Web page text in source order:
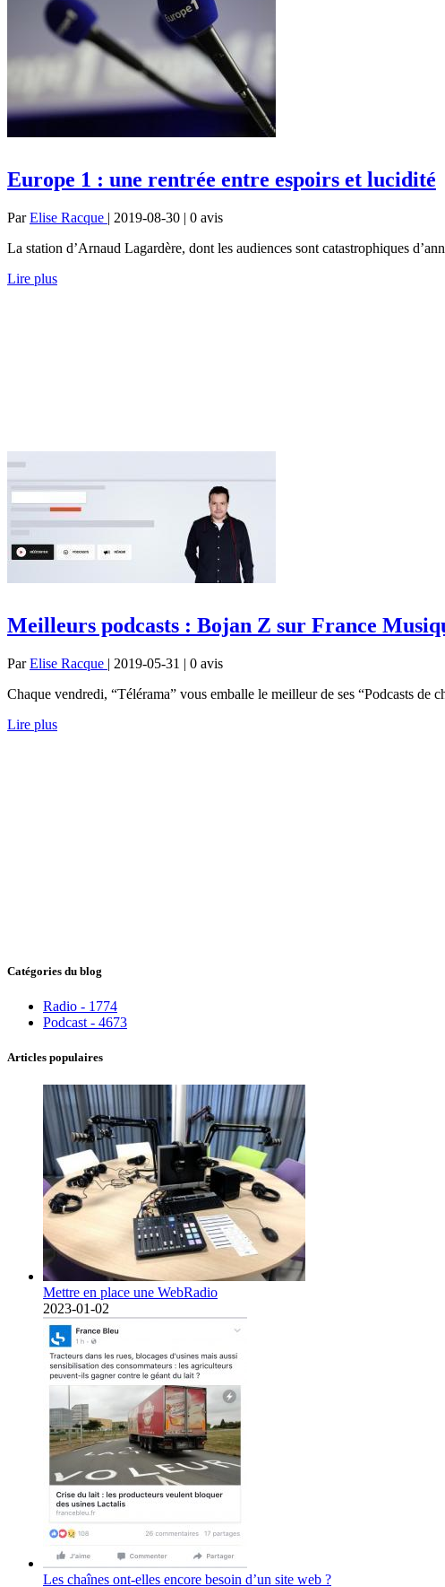
Europe 1 : une rentrée entre espoirs et lucidité
ParElise Racque | 2019-08-30 | 0 avis
La station d’Arnaud Lagardère, dont les audiences sont catastrophiques
Lire plus
Meilleurs podcasts : Bojan Z sur France
ParElise Racque | 2019-05-31 | 0 avis
Chaque vendredi, “Télérama” vous emballe le meilleur de ses “Podcasts
Lire plus
Catégories du blog
Radio - 1774
Podcast - 4673
Articles populaires
Mettre en place une WebRadio
2023-01-02
Les chaînes ont-elles encore besoin d’un site web ?